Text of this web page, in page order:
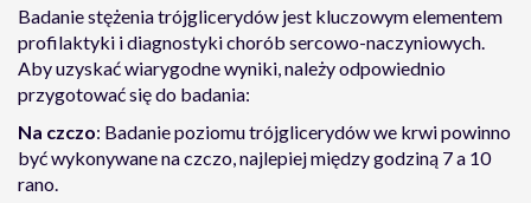
Badanie stężenia trójglicerydów jest kluczowym elementem
profilaktyki i diagnostyki chorób sercowo-naczyniowych.
Aby uzyskać wiarygodne wyniki, należy odpowiednio
przygotować się do badania:
Na czczo: Badanie poziomu trójglicerydów we krwi powinno
być wykonywane na czczo, najlepiej między godziną 7 a 10
rano.